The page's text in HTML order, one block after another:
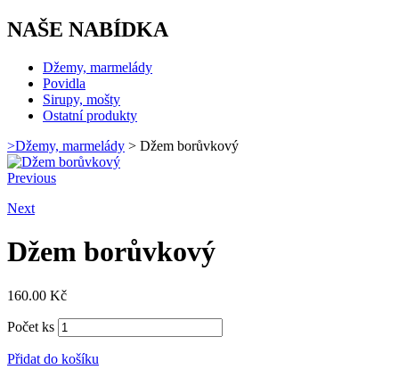
NAŠE NABÍDKA
Džemy, marmelády
Povidla
Sirupy, mošty
Ostatní produkty
>Džemy, marmelády > Džem borůvkový
Previous
Next
Džem borůvkový
160.00 Kč
Počet ks
Přidat do košíku